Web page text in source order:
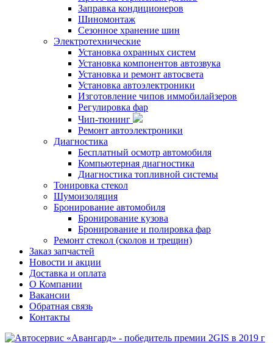
Заправка кондиционеров
Шиномонтаж
Сезонное хранение шин
Электротехнические
Установка охранных систем
Установка компонентов автозвука
Установка и ремонт автосвета
Установка автоэлектроники
Изготовление чипов иммобилайзеров
Регулировка фар
Чип-тюнинг
Ремонт автоэлектроники
Диагностика
Бесплатный осмотр автомобиля
Компьютерная диагностика
Диагностика топливной системы
Тонировка стекол
Шумоизоляция
Бронирование автомобиля
Бронирование кузова
Бронирование и полировка фар
Ремонт стекол (сколов и трещин)
Заказ запчастей
Новости и акции
Доставка и оплата
О Компании
Вакансии
Обратная связь
Контакты